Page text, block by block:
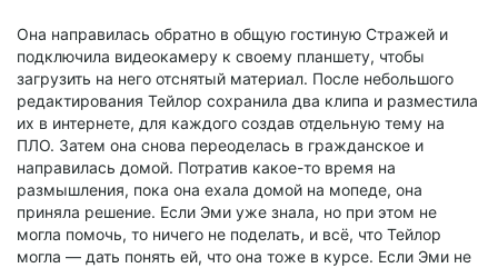
Она направилась обратно в общую гостиную Стражей и
подключила видеокамеру к своему планшету, чтобы
загрузить на него отснятый материал. После небольшого
редактирования Тейлор сохранила два клипа и разместила
их в интернете, для каждого создав отдельную тему на
ПЛО. Затем она снова переоделась в гражданское и
направилась домой. Потратив какое-то время на
размышления, пока она ехала домой на мопеде, она
приняла решение. Если Эми уже знала, но при этом не
могла помочь, то ничего не поделать, и всё, что Тейлор
могла — дать понять ей, что она тоже в курсе. Если Эми не